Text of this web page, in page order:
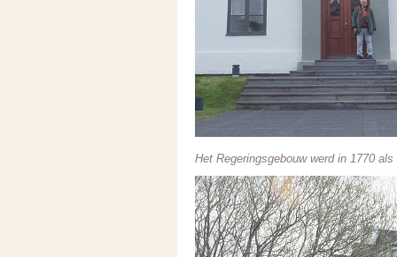
Het Regeringsgebouw werd in 1770